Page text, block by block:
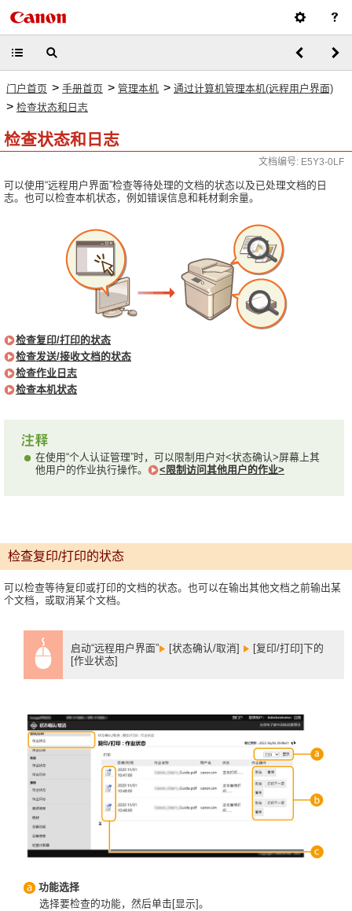
门户首页 > 手册首页 > 管理本机 > 通过计算机管理本机(远程用户界面)
> 检查状态和日志
检查状态和日志
文档编号: E5Y3-0LF
可以使用“远程用户界面”检查等待处理的文档的状态以及已处理文档的日
志。也可以检查本机状态，例如错误信息和耗材剩余量。
检查复印/打印的状态
检查发送/接收文档的状态
检查作业日志
检查本机状态
在使用“个人认证管理”时，可以限制用户对<状态确认>屏幕上其
他用户的作业执行操作。
<限制访问其他用户的作业>
检查复印/打印的状态
可以检查等待复印或打印的文档的状态。也可以在输出其他文档之前输出某
个文档，或取消某个文档。
启动“远程用户界面” [状态确认/取消]
[复印/打印]下的
[作业状态]
功能选择
选择要检查的功能，然后单击[显示]。